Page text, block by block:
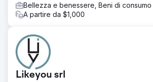
Bellezza e benessere, Beni di consumo
A partire da $1,000
Likeyou srl